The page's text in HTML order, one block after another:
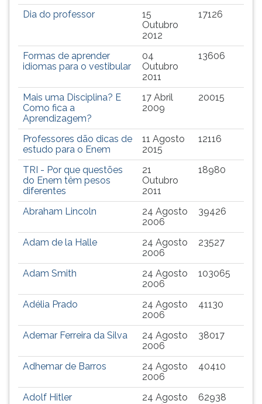
menu
pressione
depois
Pressione
essa
instrução
novamente.
Dia do professor
15
Outubro
2012
17126
Formas de aprender
idiomas para o vestibular
04
Outubro
2011
13606
Mais uma Disciplina? E
Como fica a
Aprendizagem?
17 Abril
2009
20015
Professores dão dicas de
estudo para o Enem
11 Agosto
2015
12116
TRI - Por que questões
do Enem têm pesos
diferentes
21
Outubro
2011
18980
Abraham Lincoln
24 Agosto
2006
39426
Adam de la Halle
24 Agosto
2006
23527
Adam Smith
24 Agosto
2006
103065
Adélia Prado
24 Agosto
2006
41130
Ademar Ferreira da Silva
24 Agosto
2006
38017
Adhemar de Barros
24 Agosto
2006
40410
Adolf Hitler
24 Agosto
62938